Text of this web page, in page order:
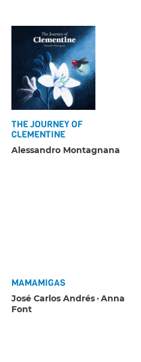
THE JOURNEY OF
CLEMENTINE
Alessandro Montagnana
MAMAMIGAS
José Carlos Andrés Anna
Font